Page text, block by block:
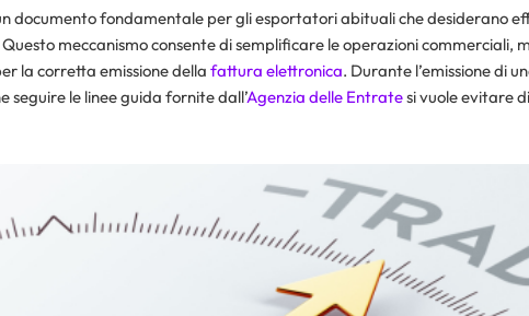
documento fondamentale per gli esportatori abituali che desiderano
Questo meccanismo consente di semplificare le operazioni commerciali,
la corretta emissione della fattura elettronica. Durante l’emissione di
seguire le linee guida fornite dall’Agenzia delle Entratesi vuole evitare